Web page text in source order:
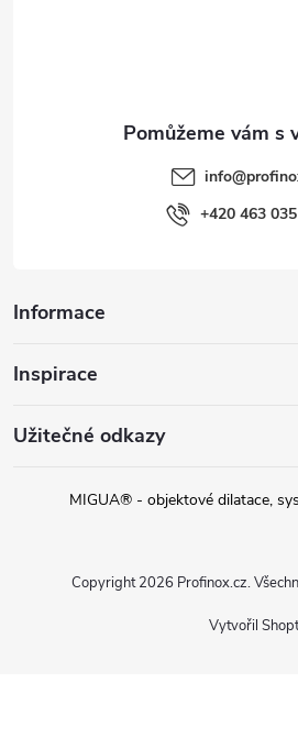
Informace
Inspirace
Užitečné odkazy
info@
+420 463
MIGUA® - objektové dilatace,
Vytvořil
Copyright 2026 Profinox.cz.